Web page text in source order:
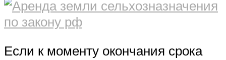
Если к моменту окончания срока